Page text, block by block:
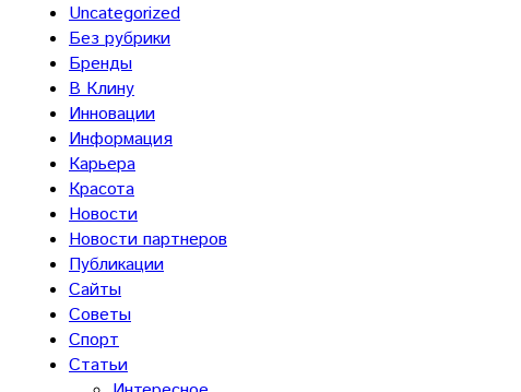
Uncategorized
Без рубрики
Бренды
В Клину
Инновации
Информация
Карьера
Красота
Новости
Новости партнеров
Публикации
Сайты
Советы
Спорт
Статьи